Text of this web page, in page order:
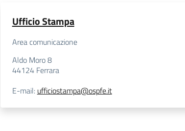
Ufficio Stampa
Area comunicazione
Aldo Moro 8
44124 Ferrara
E-mail: ufficiostampa@ospfe.it